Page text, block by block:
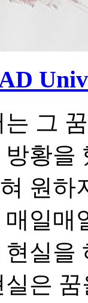
그
황을
원하
일매
실을
은